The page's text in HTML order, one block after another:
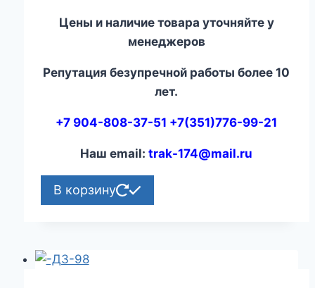
Цены и наличие товара уточняйте у
менеджеров
Репутация безупречной работы более 10
лет.
+7 904-808-37-51 +7(351)776-99-21
Наш email:trak-174@mail.ru
В корзину